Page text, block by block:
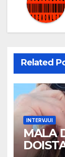
Related
INTERVJUI
MALA